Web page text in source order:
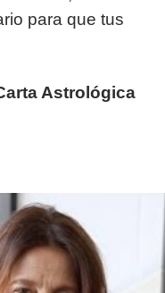
para que tus
Astrológica